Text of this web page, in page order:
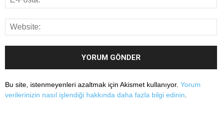
Bu site, istenmeyenleri azaltmak için Akismet kullanıyor. Yorum
verilerinizin nasıl işlendiği hakkında daha fazla bilgi edinin